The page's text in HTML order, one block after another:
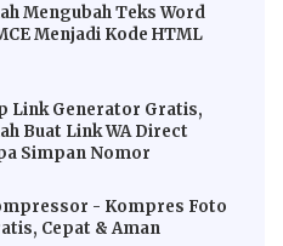
Mengubah Teks Word
Menjadi Kode HTML
Link Generator Gratis,
Buat Link WA Direct
Simpan Nomor
- Kompres Foto
Cepat & Aman